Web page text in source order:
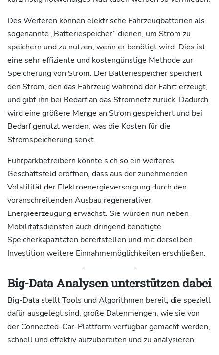
Des Weiteren können elektrische Fahrzeugbatterien als
sogenannte „Batteriespeicher“ dienen, um Strom zu
speichern und zu nutzen, wenn er benötigt wird. Dies ist
eine sehr effiziente und kostengünstige Methode zur
Speicherung von Strom. Der Batteriespeicher speichert
den Strom, den das Fahrzeug während der Fahrt erzeugt,
und gibt ihn bei Bedarf an das Stromnetz zurück. Dadurch
wird eine größere Menge an Strom gespeichert und bei
Bedarf genutzt werden, was die Kosten für die
Stromspeicherung senkt.
Fuhrparkbetreibern könnte sich so ein weiteres
Geschäftsfeld eröffnen, dass aus der zunehmenden
Volatilität der Elektroenergieversorgung durch den
voranschreitenden Ausbau regenerativer
Energieerzeugung erwächst. Sie würden nun neben
Mobilitätsdiensten auch dringend benötigte
Speicherkapazitäten bereitstellen und mit derselben
Investition weitere Einnahmemöglichkeiten erschließen.
Big-Data Analysen unterstützen dabei
Big-Data stellt Tools und Algorithmen bereit, die speziell
dafür ausgelegt sind, große Datenmengen, wie sie von
der Connected-Car-Plattform verfügbar gemacht werden,
schnell und effektiv aufzubereiten und zu analysieren.